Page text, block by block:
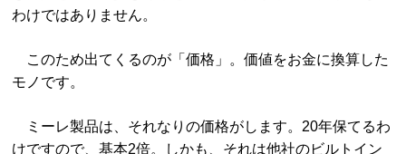
わけではありません。
このため出てくるのが「価格」。価値をお金に換算した
モノです。
ミーレ製品は、それなりの価格がします。20年保てるわ
けですので、基本2倍。しかも、それは他社のビルトイン